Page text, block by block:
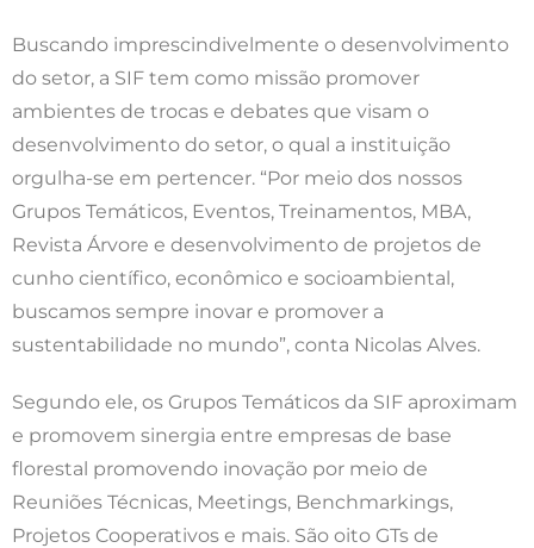
Buscando imprescindivelmente o desenvolvimento
do setor, a SIF tem como missão promover
ambientes de trocas e debates que visam o
desenvolvimento do setor, o qual a instituição
orgulha-se em pertencer. “Por meio dos nossos
Grupos Temáticos, Eventos, Treinamentos, MBA,
Revista Árvore e desenvolvimento de projetos de
cunho científico, econômico e socioambiental,
buscamos sempre inovar e promover a
sustentabilidade no mundo”, conta Nicolas Alves.
Segundo ele, os Grupos Temáticos da SIF aproximam
e promovem sinergia entre empresas de base
florestal promovendo inovação por meio de
Reuniões Técnicas, Meetings, Benchmarkings,
Projetos Cooperativos e mais. São oito GTs de